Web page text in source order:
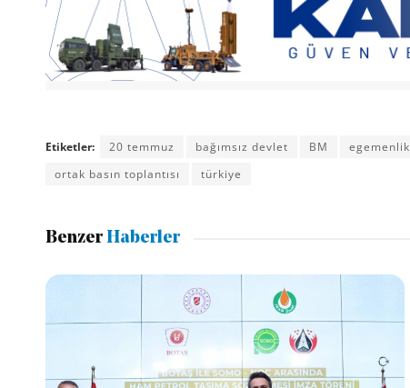
Etiketler: 20 temmuz bağımsız devlet BM egemenlik
ortak basın toplantısı
türkiye
BenzerHaberler